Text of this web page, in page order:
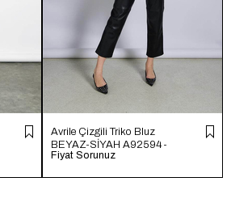
Avrile Çizgili Triko Bluz
BEYAZ-SİYAH A92594-
S
Fiyat Sorunuz